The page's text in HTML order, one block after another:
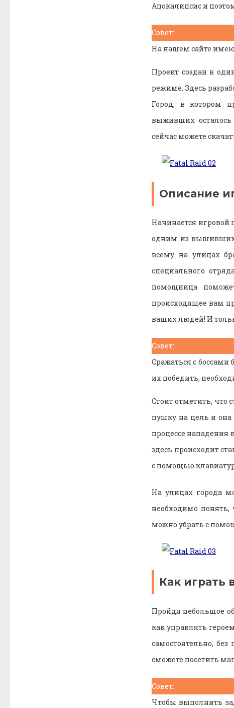
Апокалипсис и
Совет:
На нашем сайте
Проект создан в
режиме. Здесь
Город, в котором
выживших осталось
сейчас можете
Описание
Начинается игровой
одним из вышивших.
всему на улицах
специального
помощница
происходящее вам
ваших людей! И
Совет:
Сражаться с
их победить,
Стоит отметить, что
пушку на цель и она
процессе нападения
здесь происходит
с помощью
На улицах города
необходимо
можно убрать с
Как играть
Пройдя небольшое
как управлять
самостоятельно,
сможете посетить
Совет:
Чтобы выполнить